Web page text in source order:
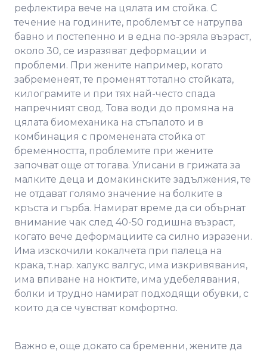
рефлектира вече на цялата им стойка. С
течение на годините, проблемът се натрупва
бавно и постепенно и в една по-зряла възраст,
около 30, се изразяват деформации и
проблеми. При жените например, когато
забременеят, те променят тотално стойката,
килограмите и при тях най-често спада
напречният свод. Това води до промяна на
цялата биомеханика на стъпалото и в
комбинация с променената стойка от
бременността, проблемите при жените
започват още от тогава. Улисани в грижата за
малките деца и домакинските задължения, те
не отдават голямо значение на болките в
кръста и гърба. Намират време да си обърнат
внимание чак след 40-50 годишна възраст,
когато вече деформациите са силно изразени.
Има изскочили кокалчета при палеца на
крака, т.нар. халукс валгус, има изкривявания,
има впиване на ноктите, има удебелявания,
болки и трудно намират подходящи обувки, с
които да се чувстват комфортно.
Важно е, още докато са бременни, жените да